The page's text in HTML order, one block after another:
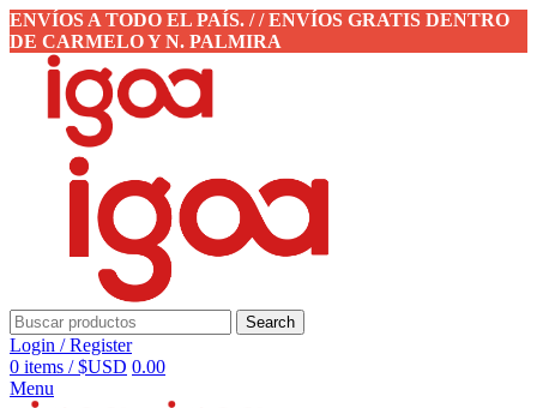
ENVÍOS A TODO EL PAÍS. / / ENVÍOS GRATIS DENTRO
DE CARMELO Y N. PALMIRA
Search
Login / Register
0 items / $USD 0.00
Menu